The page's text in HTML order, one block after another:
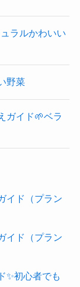
ラルかわいい
野菜
ガイド🌱ベラ
イド（プラン
イド（プラン
✨初心者でも